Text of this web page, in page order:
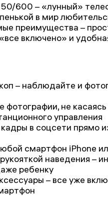
600 – «лунный»
в мир
преимущества –
включено» и
– наблюдайте и
не касаясь
управления
в соцсети прямо
смартфон iPhone
наведения –
ребенку
– все уже